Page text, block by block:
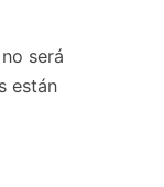
será
están